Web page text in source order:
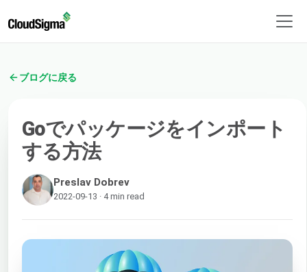
ブログに戻る
Goでパッケージをインポート
する方法
Preslav Dobrev
2022-09-13 · 4 min read